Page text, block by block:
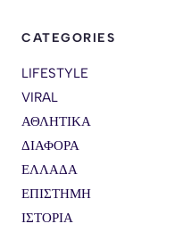
CATEGORIES
LIFESTYLE
VIRAL
ΑΘΛΗΤΙΚΑ
ΔΙΑΦΟΡΑ
ΕΛΛΑΔΑ
ΕΠΙΣΤΗΜΗ
ΙΣΤΟΡΙΑ